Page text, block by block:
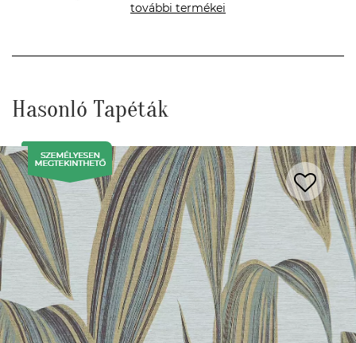
további termékei
Hasonló Tapéták